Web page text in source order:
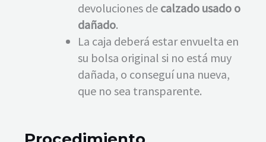
devoluciones de calzado usado o
dañado.
La caja deberá estar envuelta en
su bolsa original si no está muy
dañada, o conseguí una nueva,
que no sea transparente.